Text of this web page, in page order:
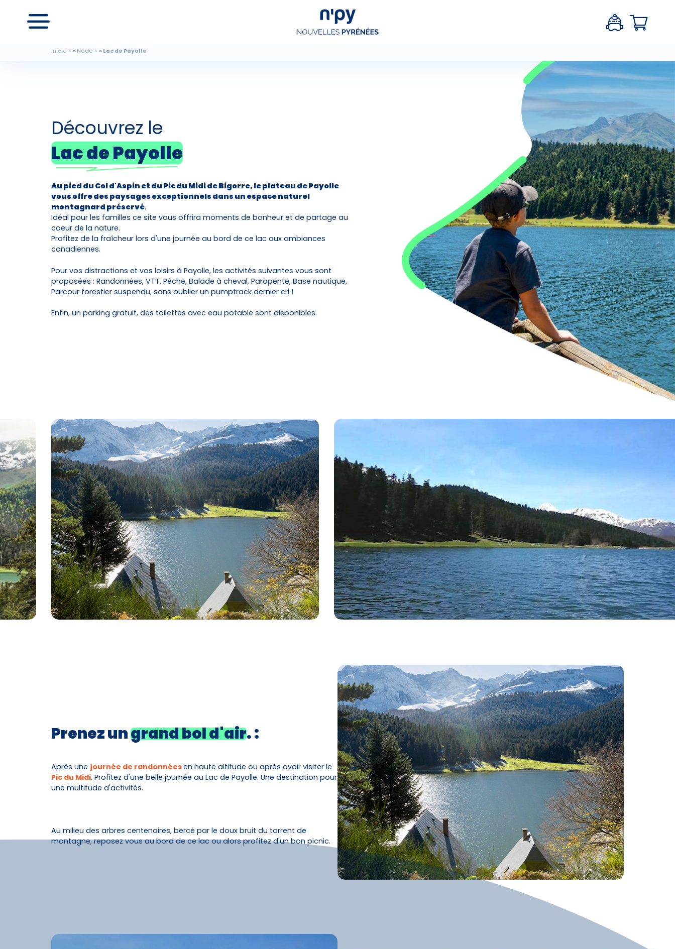
Inicio Node Lac de Payolle
Locations de matériel
Offres spéciales
Skieurs
Découvrez le
Lac de Payolle
Au pied du Col d'Aspin et du Pic du Midi de Bigorre, le plateau de Payolle
vous offre des paysages exceptionnels dans un espace naturel
montagnard préservé.
Idéal pour les familles ce site vous offrira moments de bonheur et de partage au
coeur de la nature.
Profitez de la fraîcheur lors d'une journée au bord de ce lac aux ambiances
canadiennes.
Pour vos distractions et vos loisirs à Payolle, les activités suivantes vous sont
proposées : Randonnées, VTT, Pêche, Balade à cheval, Parapente, Base nautique,
Parcour forestier suspendu, sans oublier un pumptrack dernier cri !
Enfin, un parking gratuit, des toilettes avec eau potable sont disponibles.
Prenez ungrand bol d'air. :
Après une journée de randonnéesen haute altitude ou après avoir visiter le
Pic du Midi. Profitez d'une belle journée au Lac de Payolle. Une destination pour
une multitude d'activités.
Au milieu des arbres centenaires, bercé par le doux bruit du torrent de
montagne, reposez vous au bord de ce lac ou alors profitez d'un bon picnic.